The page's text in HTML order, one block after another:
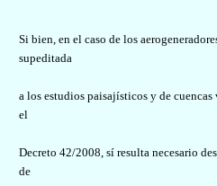
Si bien, en el caso de los
supeditada
a los estudios paisajísticos y de
el
Decreto 42/2008, sí resulta necesario
de